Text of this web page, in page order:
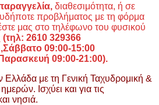
διαθεσιμότητα, ή σε
προβλήματος με τη φόρμα
μας στο τηλέφωνο του φυσικού
(τηλ: 2610 329366
09:00-15:00
09:00-21:00).
με τη Γενική Ταχυδρομική &
Ισχύει και για τις
νησιά.